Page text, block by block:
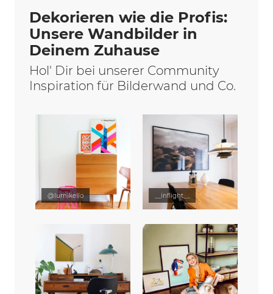
Dekorieren wie die Profis:
Unsere Wandbilder in
Deinem Zuhause
Hol' Dir bei unserer Community
Inspiration für Bilderwand und Co.
@lumikello __inflight__